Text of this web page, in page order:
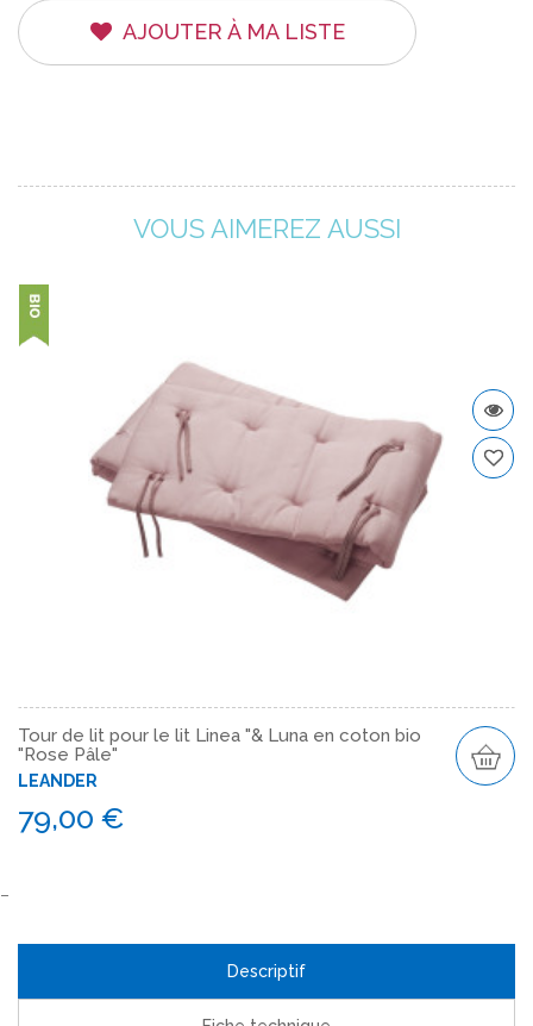
AJOUTER À MA LISTE
VOUS AIMEREZ AUSSI
Tour de lit pour le lit Linea "& Luna en coton bio
"Rose Pâle"
LEANDER
79,00 €
Descriptif